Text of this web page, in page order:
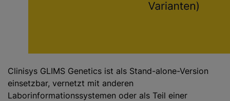
Clinisys GLIMS Genetics ist als Stand-alone-Version
einsetzbar, vernetzt mit anderen
Laborinformationssystemen oder als Teil einer